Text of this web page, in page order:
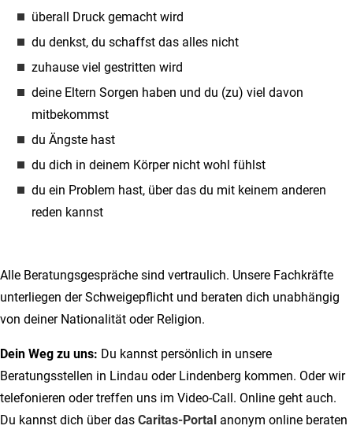
überall Druck gemacht wird
du denkst, du schaffst das alles nicht
zuhause viel gestritten wird
deine Eltern Sorgen haben und du (zu) viel davon
mitbekommst
du Ängste hast
du dich in deinem Körper nicht wohl fühlst
du ein Problem hast, über das du mit keinem anderen
reden kannst
Alle Beratungsgespräche sind vertraulich. Unsere Fachkräfte
unterliegen der Schweigepflicht und beraten dich unabhängig
von deiner Nationalität oder Religion.
Dein Weg zu uns: Du kannst persönlich in unsere
Beratungsstellen in Lindau oder Lindenberg kommen. Oder wir
telefonieren oder treffen uns im Video-Call. Online geht auch.
Du kannst dich über das Caritas-Portal anonym online beraten